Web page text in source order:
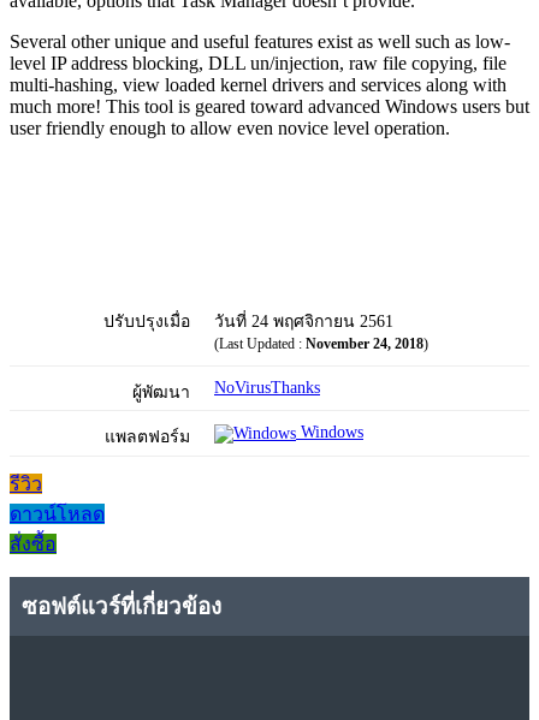
Several other unique and useful features exist as well such as low-
level IP address blocking, DLL un/injection, raw file copying, file
multi-hashing, view loaded kernel drivers and services along with
much more! This tool is geared toward advanced Windows users but
user friendly enough to allow even novice level operation.
ปรับปรุงเมื่อ วันที่ 24 พฤศจิกายน 2561
(Last Updated : November 24, 2018)
ผู้พัฒนา NoVirusThanks
แพลตฟอร์ม Windows
รีวิว
ดาวน์โหลด
สั่งซื้อ
ซอฟต์แวร์ที่เกี่ยวข้อง